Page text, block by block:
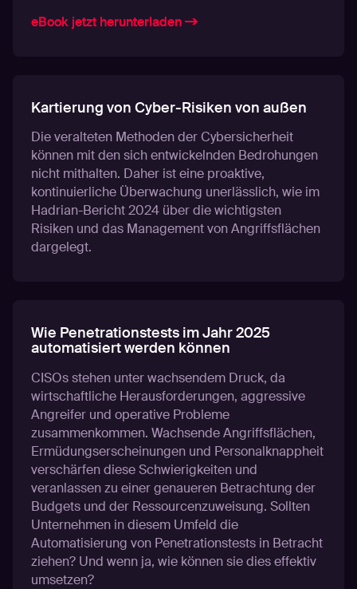
eBook jetzt herunterladen
Kartierung von Cyber-Risiken von außen
Die veralteten Methoden der Cybersicherheit
können mit den sich entwickelnden Bedrohungen
nicht mithalten. Daher ist eine proaktive,
kontinuierliche Überwachung unerlässlich, wie im
Hadrian-Bericht 2024 über die wichtigsten
Risiken und das Management von Angriffsflächen
dargelegt.
Wie Penetrationstests im Jahr 2025
automatisiert werden können
CISOs stehen unter wachsendem Druck, da
wirtschaftliche Herausforderungen, aggressive
Angreifer und operative Probleme
zusammenkommen. Wachsende Angriffsflächen,
Ermüdungserscheinungen und Personalknappheit
verschärfen diese Schwierigkeiten und
veranlassen zu einer genaueren Betrachtung der
Budgets und der Ressourcenzuweisung. Sollten
Unternehmen in diesem Umfeld die
Automatisierung von Penetrationstests in Betracht
ziehen? Und wenn ja, wie können sie dies effektiv
umsetzen?